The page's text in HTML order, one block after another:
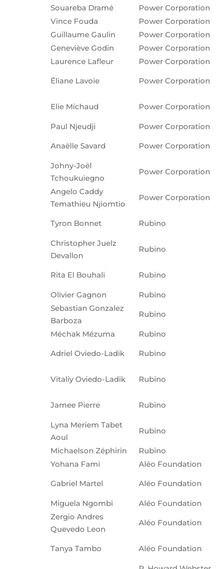
Souareba Dramé Power Corporation
Vince Fouda
Power Corporation
Guillaume Gaulin
Power Corporation
Geneviève Godin
Power Corporation
Laurence Lafleur
Power Corporation
Éliane Lavoie Power Corporation
Elie Michaud Power Corporation
Paul Njeudji Power Corporation
Anaëlle Savard Power Corporation
Johny-Joël
Tchoukuiegno
Power Corporation
Angelo Caddy
Temathieu Njiomtio
Power Corporation
Tyron Bonnet Rubino
Christopher Juelz
Devallon
Rubino
Rita El Bouhali Rubino
Olivier Gagnon Rubino
Sebastian Gonzalez
Barboza
Rubino
Méchak Mézuma Rubino
Adriel Oviedo-Ladik Rubino
Vitaliy Oviedo-Ladik Rubino
Jamee Pierre Rubino
Lyna Meriem Tabet
Aoul
Rubino
Michaelson Zéphirin Rubino
Yohana Fami
Aléo Foundation
Gabriel Martel Aléo Foundation
Miguela Ngombi Aléo Foundation
Zergio Andres
Quevedo Leon
Aléo Foundation
Tanya Tambo Aléo Foundation